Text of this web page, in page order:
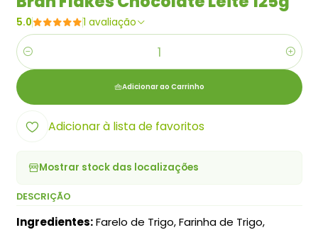
5.0 1 avaliação
Quantidade
Adicionar ao Carrinho
Adicionar à lista de favoritos
Mostrar stock das localizações
DESCRIÇÃO
Ingredientes:Farelo de Trigo, Farinha de Trigo,